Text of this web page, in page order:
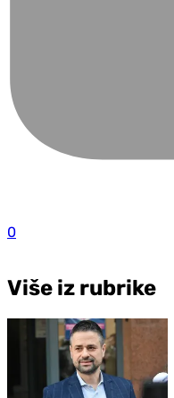
0
Više iz rubrike